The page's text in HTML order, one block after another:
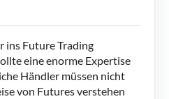
ins Future Trading
eine enorme Expertise
Händler müssen nicht
von Futures verstehen